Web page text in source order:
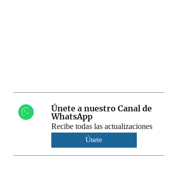
Únete a nuestro Canal de
WhatsApp
Recibe todas las actualizaciones
Únete